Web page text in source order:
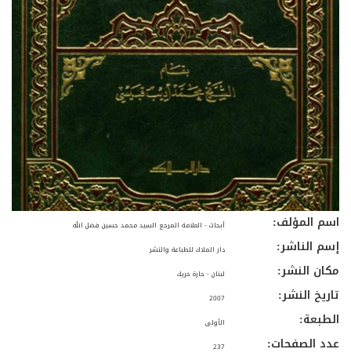
اسم المؤلف: أبحاث - العلامة المرجع السيد محمد حسين فضل الله
إسم الناشر: دار الملاك للطباعة والنشر
مكان النشر: لبنان - حارة حريك
تاريخ النشر: 2007
الطبعة: الأولى
عدد الصفحات: 237